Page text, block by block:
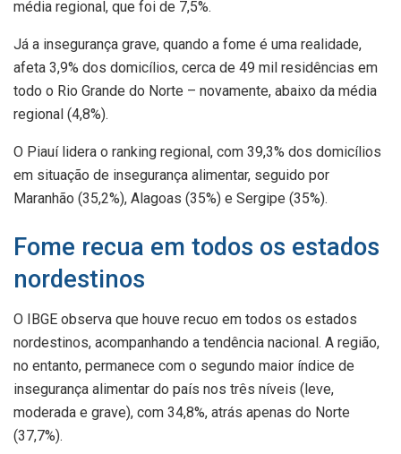
média regional, que foi de 7,5%.
Já a insegurança grave, quando a fome é uma realidade,
afeta 3,9% dos domicílios, cerca de 49 mil residências em
todo o Rio Grande do Norte – novamente, abaixo da média
regional (4,8%).
O Piauí lidera o ranking regional, com 39,3% dos domicílios
em situação de insegurança alimentar, seguido por
Maranhão (35,2%), Alagoas (35%) e Sergipe (35%).
Fome recua em todos os estados
nordestinos
O IBGE observa que houve recuo em todos os estados
nordestinos, acompanhando a tendência nacional. A região,
no entanto, permanece com o segundo maior índice de
insegurança alimentar do país nos três níveis (leve,
moderada e grave), com 34,8%, atrás apenas do Norte
(37,7%).